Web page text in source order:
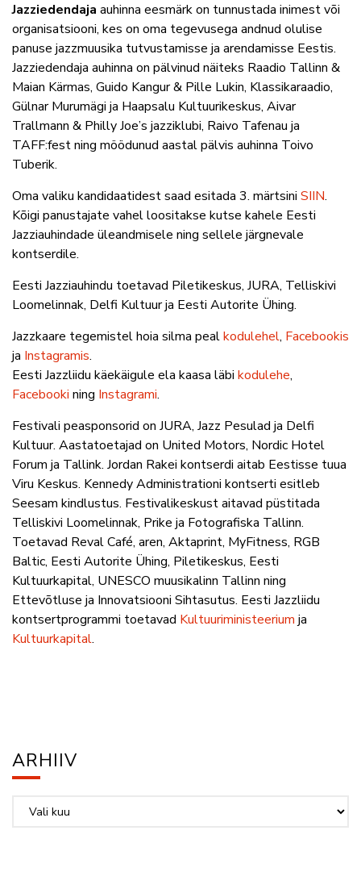
Jazziedendaja auhinna eesmärk on tunnustada inimest või
organisatsiooni, kes on oma tegevusega andnud olulise
panuse jazzmuusika tutvustamisse ja arendamisse Eestis.
Jazziedendaja auhinna on pälvinud näiteks Raadio Tallinn &
Maian Kärmas, Guido Kangur & Pille Lukin, Klassikaraadio,
Gülnar Murumägi ja Haapsalu Kultuurikeskus, Aivar
Trallmann & Philly Joe’s jazziklubi, Raivo Tafenau ja
TAFF:festning möödunud aastal pälvis auhinna Toivo
Tuberik.
Oma valiku kandidaatidest saad esitada 3. märtsini SIIN.
Kõigi panustajate vahel loositakse kutse kahele Eesti
Jazziauhindade üleandmisele ning sellele järgnevale
kontserdile.
Eesti Jazziauhindu toetavad Piletikeskus, JURA, Telliskivi
Loomelinnak, Delfi Kultuur ja Eesti Autorite Ühing.
Jazzkaare tegemistel hoia silma pealkodulehel, Facebookis
ja Instagramis.
Eesti Jazzliidu käekäigule ela kaasa läbi kodulehe,
Facebooki ning Instagrami.
Festivali peasponsorid on JURA, Jazz Pesulad ja Delfi
Kultuur. Aastatoetajad on United Motors, Nordic Hotel
Forum ja Tallink. Jordan Rakei kontserdi aitab Eestisse tuua
Viru Keskus. Kennedy Administrationi kontserti esitleb
Seesam kindlustus. Festivalikeskust aitavad püstitada
Telliskivi Loomelinnak, Prike ja Fotografiska Tallinn.
Toetavad Reval Café, aren, Aktaprint, MyFitness, RGB
Baltic, Eesti Autorite Ühing, Piletikeskus, Eesti
Kultuurkapital, UNESCO muusikalinn Tallinn ning
Ettevõtluse ja Innovatsiooni Sihtasutus. Eesti Jazzliidu
kontsertprogrammi toetavad Kultuuriministeerium ja
Kultuurkapital.
ARHIIV